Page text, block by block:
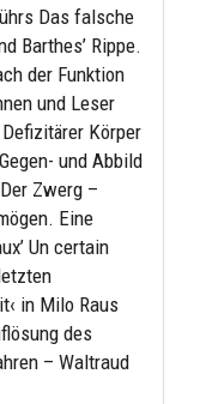
Das falsche
Barthes’ Rippe.
der Funktion
und Leser
Körper
und Abbild
Zwerg –
Eine
Un certain
in Milo Raus
des
– Waltraud